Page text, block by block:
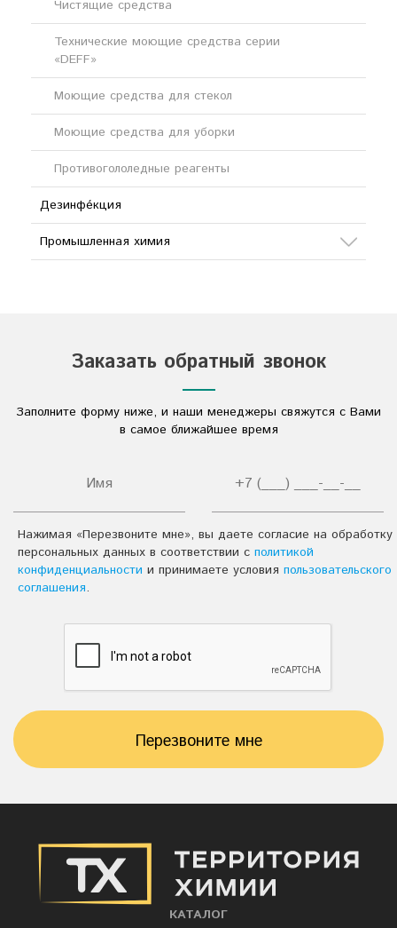
Щелочные моющие средства
Чистящие средства
Технические моющие средства серии
«DEFF»
Моющие средства для стекол
Моющие средства для уборки
Противогололедные реагенты
Дезинфе́кция
Промышленная химия
Соли
Дезинфицирующие средства
Другое
Заказать обратный звонок
Заполните форму ниже, и наши менеджеры свяжутся с Вами
в самое ближайшее время
Нажимая «Перезвоните мне», вы даете согласие на обработку
персональных данных в соответствии с политикой
конфиденциальности и принимаете условия пользовательского
соглашения.
Перезвоните мне
КАТАЛОГ